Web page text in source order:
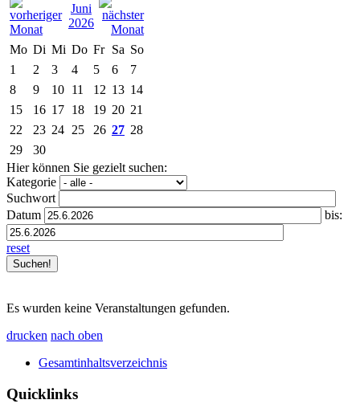
Juni
2026
Mo Di Mi Do Fr Sa So
1
2 3 4 5 6
7
8
9 10 11 12 13 14
15
16 17 18 19 20 21
22
23 24 25 26 27 28
29
30
Hier können Sie gezielt suchen:
Kategorie
Suchwort
Datum
bis:
reset
Es wurden keine Veranstaltungen gefunden.
drucken nach oben
Gesamtinhaltsverzeichnis
Quicklinks